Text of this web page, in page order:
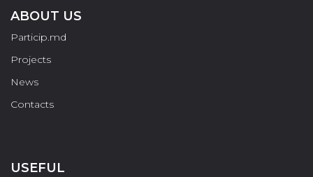
ABOUT US
Particip.md
Projects
News
Contacts
USEFUL